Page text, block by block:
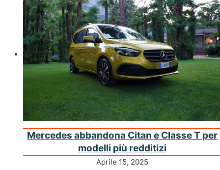
Mercedes abbandona Citan e Classe T per
modelli più redditizi
Aprile 15, 2025